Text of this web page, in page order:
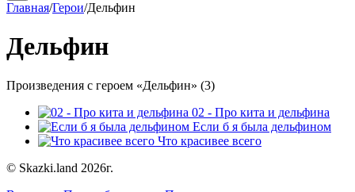
Главная/Герои/Дельфин
Дельфин
Произведения с героем «Дельфин» (3)
02 - Про кита и дельфина
Если б я была дельфином
Что красивее всего
© Skazki.land 2026г.